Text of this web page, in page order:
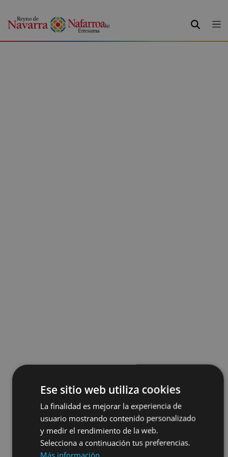
BUSCAR
Ese sitio web utiliza cookies
La finalidad es mejorar la experiencia de
usuario mostrando contenido personalizado
y medir el rendimiento de la web.
Selecciona a continuación tus preferencias.
Más información